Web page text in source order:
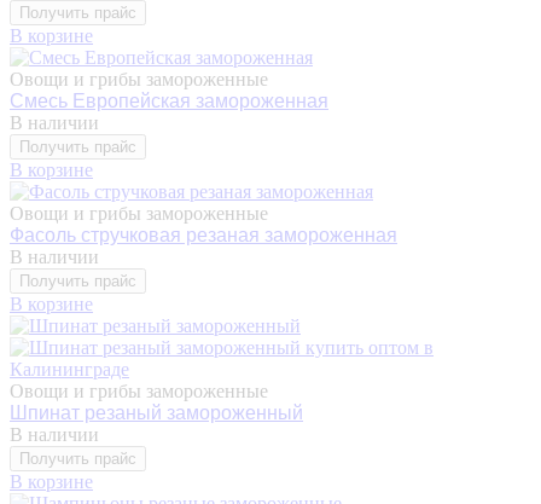
Получить прайс
В корзине
Овощи и грибы замороженные
Смесь Европейская замороженная
В наличии
Получить прайс
В корзине
Овощи и грибы замороженные
Фасоль стручковая резаная замороженная
В наличии
Получить прайс
В корзине
Овощи и грибы замороженные
Шпинат резаный замороженный
В наличии
Получить прайс
В корзине